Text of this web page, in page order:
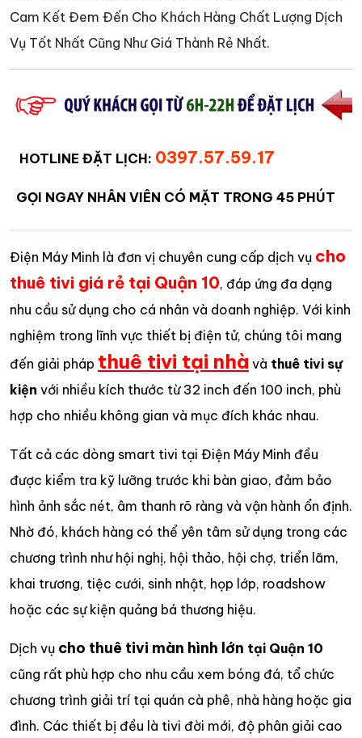
Cam Kết Đem Đến Cho Khách Hàng Chất Lượng Dịch
Vụ Tốt Nhất Cũng Như Giá Thành Rẻ Nhất.
HOTLINE ĐẶT LỊCH: 0397.57.59.17
GỌI NGAY NHÂN VIÊN CÓ MẶT TRONG 45 PHÚT
Điện Máy Minh là đơn vị chuyên cung cấp dịch vụ cho
thuê tivi giá rẻ tại Quận 10, đáp ứng đa dạng
nhu cầu sử dụng cho cá nhân và doanh nghiệp. Với kinh
nghiệm trong lĩnh vực thiết bị điện tử, chúng tôi mang
đến giải pháp thuê tivi tại nhà và thuê tivi sự
kiện với nhiều kích thước từ 32 inch đến 100 inch, phù
hợp cho nhiều không gian và mục đích khác nhau.
Tất cả các dòng smart tivi tại Điện Máy Minh đều
được kiểm tra kỹ lưỡng trước khi bàn giao, đảm bảo
hình ảnh sắc nét, âm thanh rõ ràng và vận hành ổn định.
Nhờ đó, khách hàng có thể yên tâm sử dụng trong các
chương trình như hội nghị, hội thảo, hội chợ, triển lãm,
khai trương, tiệc cưới, sinh nhật, họp lớp, roadshow
hoặc các sự kiện quảng bá thương hiệu.
Dịch vụ cho thuê tivi màn hình lớn tại Quận 10
cũng rất phù hợp cho nhu cầu xem bóng đá, tổ chức
chương trình giải trí tại quán cà phê, nhà hàng hoặc gia
đình. Các thiết bị đều là tivi đời mới, độ phân giải cao